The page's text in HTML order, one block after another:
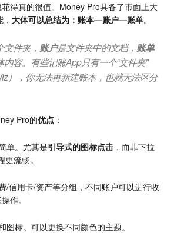
得真的很值。Money Pro具备了市面上大
大体可以总结为：账本—账户—账单。
件夹， 账户是文件夹中的文档， 账单
容。有些记账App只有一个“文件夹”
），你无法再新建账本，也就无法区分
Pro的优点 ：
单。尤其是引导式的图标点击 ，而非下拉
流畅。
/信用卡/资产等分组，不同账户可以进行收
作。
图标。可以更换不同颜色的主题。